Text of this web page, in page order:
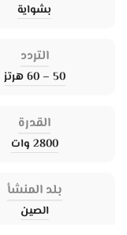
بشواية
التردد
50 – 60 هرتز
القدرة
2800 وات
بلد المنشأ
الصين